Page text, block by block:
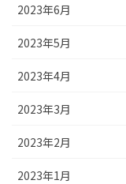
2023年6月
2023年5月
2023年4月
2023年3月
2023年2月
2023年1月